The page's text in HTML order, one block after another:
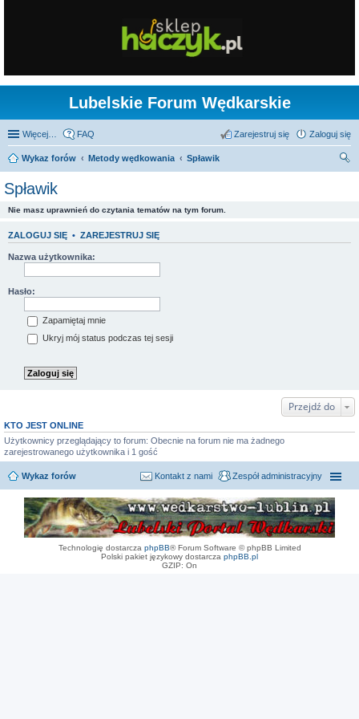
Lubelskie Forum Wędkarskie
Więcej… FAQ Zaloguj się
Zarejestruj się
Wykaz forów Metody wędkowania
Spławik
Spławik
Nie masz uprawnień do czytania tematów na tym forum.
ZALOGUJ SIĘ • ZAREJESTRUJ SIĘ
Nazwa użytkownika:
Hasło:
Zapamiętaj mnie
Ukryj mój status podczas tej sesji
Przejdź do
KTO JEST ONLINE
Użytkownicy przeglądający to forum: Obecnie na forum nie ma żadnego
zarejestrowanego użytkownika i 1 gość
Wykaz forów Zespół administracyjny
Kontakt z nami
Technologię dostarcza phpBB® Forum Software © phpBB Limited
Polski pakiet językowy dostarcza phpBB.pl
GZIP: On